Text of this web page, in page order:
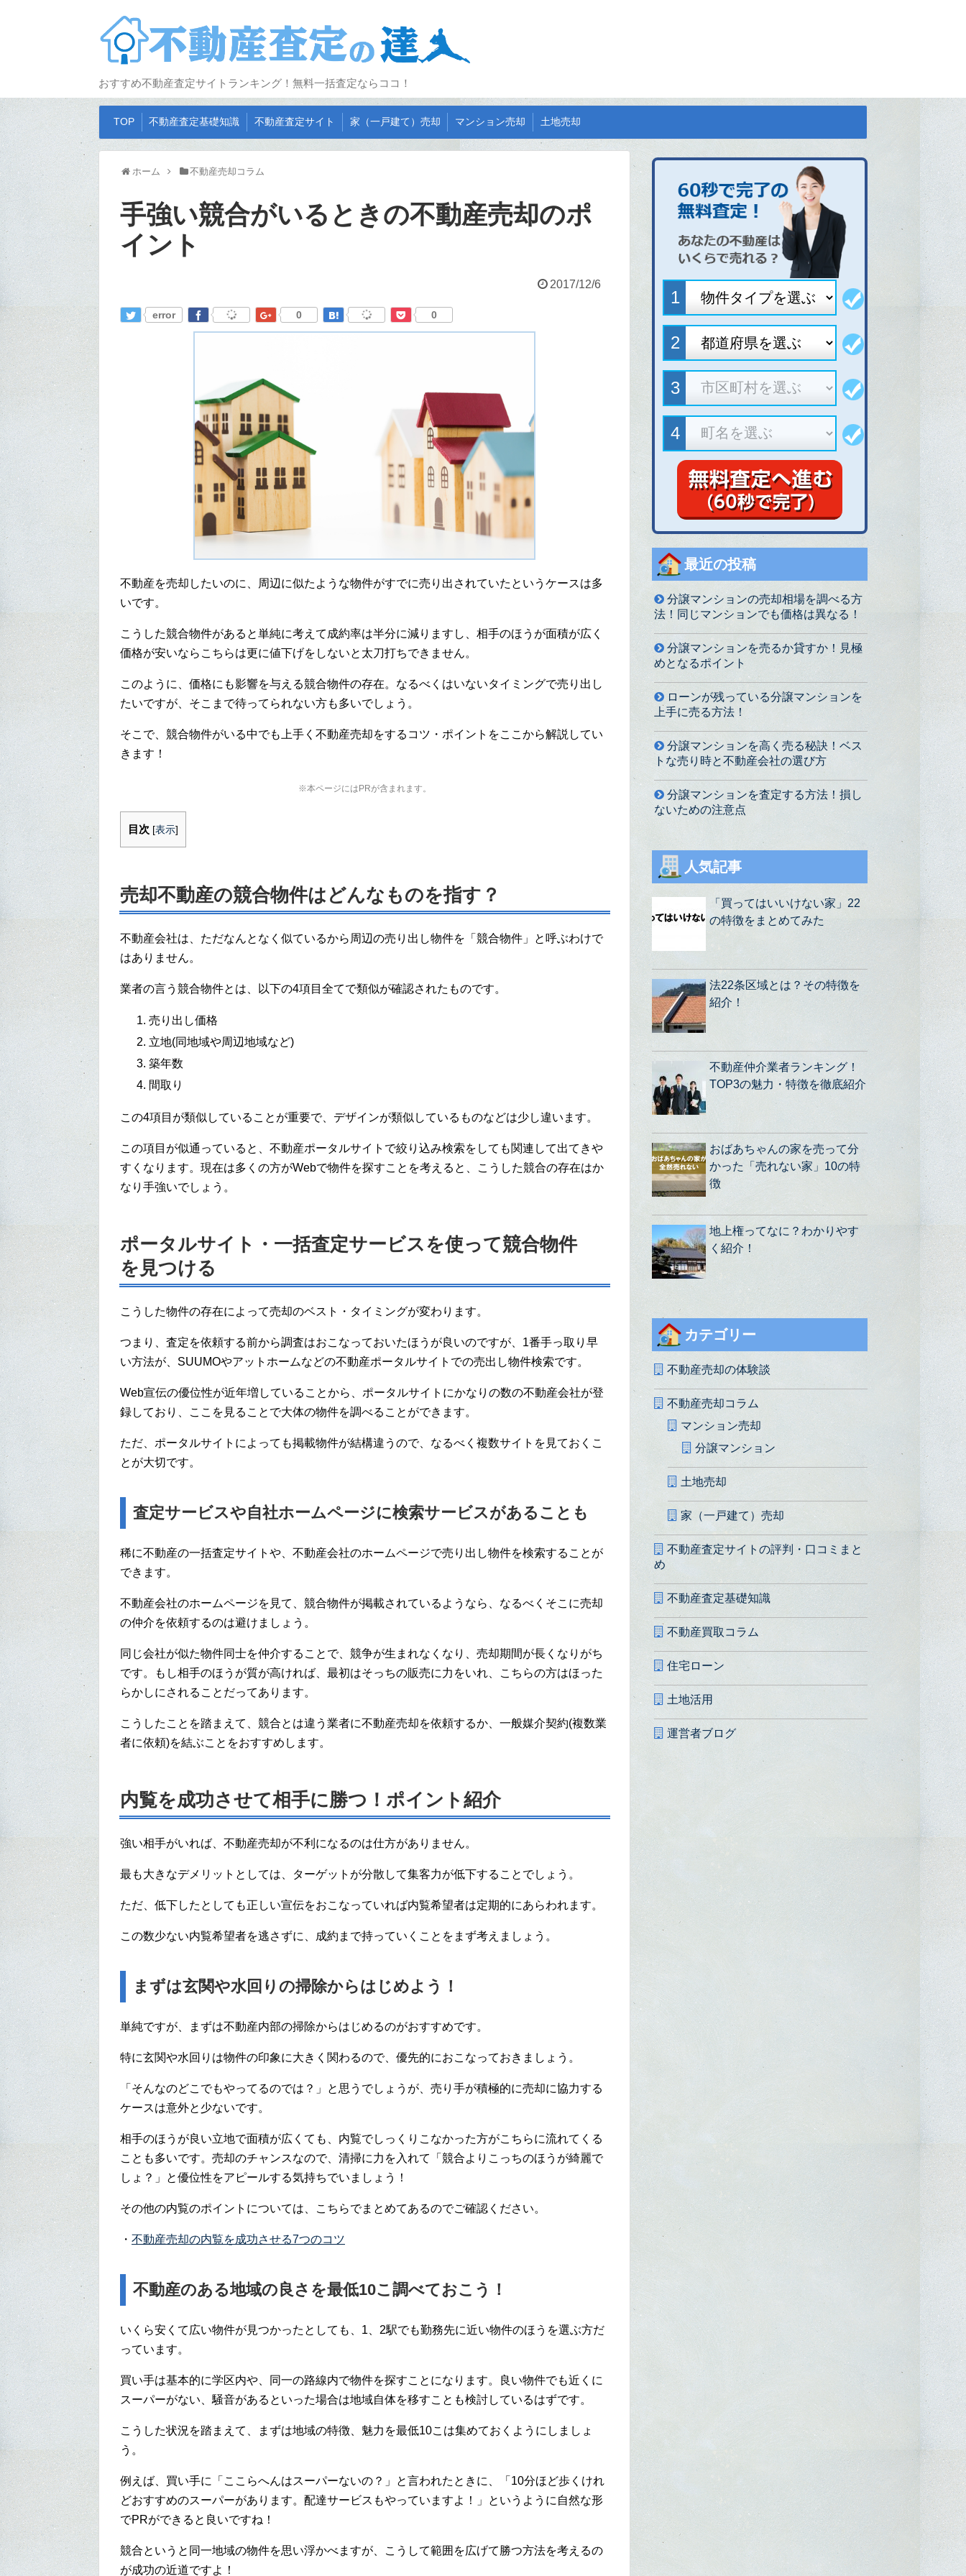
おすすめ不動産査定サイトランキング！無料一括査定ならココ！
TOP 不動産査定基礎知識 不動産査定サイト 家（一戸建て）売却 マンション売却 土地売却
ホーム 不動産売却コラム
手強い競合がいるときの不動産売却のポ
イント
2017/12/6
error 0 0
不動産を売却したいのに、周辺に似たような物件がすでに売り出されていたというケースは多
いです。
こうした競合物件があると単純に考えて成約率は半分に減りますし、相手のほうが面積が広く
価格が安いならこちらは更に値下げをしないと太刀打ちできません。
このように、価格にも影響を与える競合物件の存在。なるべくはいないタイミングで売り出し
たいですが、そこまで待ってられない方も多いでしょう。
そこで、競合物件がいる中でも上手く不動産売却をするコツ・ポイントをここから解説してい
きます！
※本ページにはPRが含まれます。
目次 [表示]
売却不動産の競合物件はどんなものを指す？
不動産会社は、ただなんとなく似ているから周辺の売り出し物件を「競合物件」と呼ぶわけで
はありません。
業者の言う競合物件とは、以下の4項目全てで類似が確認されたものです。
売り出し価格
立地(同地域や周辺地域など)
築年数
間取り
この4項目が類似していることが重要で、デザインが類似しているものなどは少し違います。
この項目が似通っていると、不動産ポータルサイトで絞り込み検索をしても関連して出てきや
すくなります。現在は多くの方がWebで物件を探すことを考えると、こうした競合の存在はか
なり手強いでしょう。
ポータルサイト・一括査定サービスを使って競合物件
を見つける
こうした物件の存在によって売却のベスト・タイミングが変わります。
つまり、査定を依頼する前から調査はおこなっておいたほうが良いのですが、1番手っ取り早
い方法が、SUUMOやアットホームなどの不動産ポータルサイトでの売出し物件検索です。
Web宣伝の優位性が近年増していることから、ポータルサイトにかなりの数の不動産会社が登
録しており、ここを見ることで大体の物件を調べることができます。
ただ、ポータルサイトによっても掲載物件が結構違うので、なるべく複数サイトを見ておくこ
とが大切です。
査定サービスや自社ホームページに検索サービスがあることも
稀に不動産の一括査定サイトや、不動産会社のホームページで売り出し物件を検索することが
できます。
不動産会社のホームページを見て、競合物件が掲載されているようなら、なるべくそこに売却
の仲介を依頼するのは避けましょう。
同じ会社が似た物件同士を仲介することで、競争が生まれなくなり、売却期間が長くなりがち
です。もし相手のほうが質が高ければ、最初はそっちの販売に力をいれ、こちらの方はほった
らかしにされることだってあります。
こうしたことを踏まえて、競合とは違う業者に不動産売却を依頼するか、一般媒介契約(複数業
者に依頼)を結ぶことをおすすめします。
内覧を成功させて相手に勝つ！ポイント紹介
強い相手がいれば、不動産売却が不利になるのは仕方がありません。
最も大きなデメリットとしては、ターゲットが分散して集客力が低下することでしょう。
ただ、低下したとしても正しい宣伝をおこなっていれば内覧希望者は定期的にあらわれます。
この数少ない内覧希望者を逃さずに、成約まで持っていくことをまず考えましょう。
まずは玄関や水回りの掃除からはじめよう！
単純ですが、まずは不動産内部の掃除からはじめるのがおすすめです。
特に玄関や水回りは物件の印象に大きく関わるので、優先的におこなっておきましょう。
「そんなのどこでもやってるのでは？」と思うでしょうが、売り手が積極的に売却に協力する
ケースは意外と少ないです。
相手のほうが良い立地で面積が広くても、内覧でしっくりこなかった方がこちらに流れてくる
ことも多いです。売却のチャンスなので、清掃に力を入れて「競合よりこっちのほうが綺麗で
しょ？」と優位性をアピールする気持ちでいましょう！
その他の内覧のポイントについては、こちらでまとめてあるのでご確認ください。
・ 不動産売却の内覧を成功させる7つのコツ
不動産のある地域の良さを最低10こ調べておこう！
いくら安くて広い物件が見つかったとしても、1、2駅でも勤務先に近い物件のほうを選ぶ方だ
っています。
買い手は基本的に学区内や、同一の路線内で物件を探すことになります。良い物件でも近くに
スーパーがない、騒音があるといった場合は地域自体を移すことも検討しているはずです。
こうした状況を踏まえて、まずは地域の特徴、魅力を最低10こは集めておくようにしましょ
う。
例えば、買い手に「ここらへんはスーパーないの？」と言われたときに、「10分ほど歩くけれ
どおすすめのスーパーがあります。配達サービスもやっていますよ！」というように自然な形
でPRができると良いですね！
競合というと同一地域の物件を思い浮かべますが、こうして範囲を広げて勝つ方法を考えるの
が成功の近道ですよ！
最近の投稿
分譲マンションの売却相場を調べる方
法！同じマンションでも価格は異なる！
分譲マンションを売るか貸すか！見極
めとなるポイント
ローンが残っている分譲マンションを
上手に売る方法！
分譲マンションを高く売る秘訣！ベス
トな売り時と不動産会社の選び方
分譲マンションを査定する方法！損し
ないための注意点
人気記事
「買ってはいいけない家」22
の特徴をまとめてみた
法22条区域とは？その特徴を
紹介！
不動産仲介業者ランキング！
TOP3の魅力・特徴を徹底紹介
おばあちゃんの家を売って分
かった「売れない家」10の特
徴
地上権ってなに？わかりやす
く紹介！
カテゴリー
不動産売却の体験談
不動産売却コラム
マンション売却
分譲マンション
土地売却
家（一戸建て）売却
不動産査定サイトの評判・口コミまと
め
不動産査定基礎知識
不動産買取コラム
住宅ローン
土地活用
運営者ブログ